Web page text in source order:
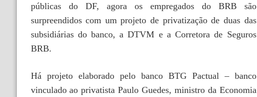
públicas do DF, agora os empregados do BRB são
surpreendidos com um projeto de privatização de duas das
subsidiárias do banco, a DTVM e a Corretora de Seguros
BRB.
Há projeto elaborado pelo banco BTG Pactual – banco
vinculado ao privatista Paulo Guedes, ministro da Economia